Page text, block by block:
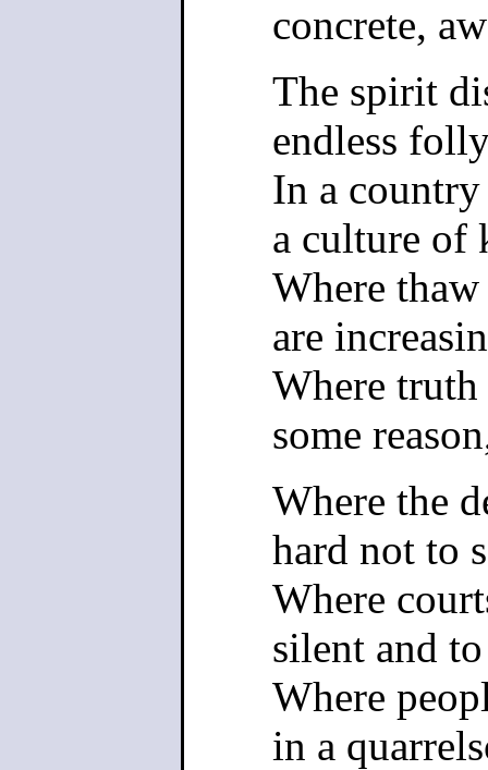
concrete,
The spirit
endless
In a
a culture of
Where
are
Where
some
Where the
hard not to
Where
silent and
Where
in a